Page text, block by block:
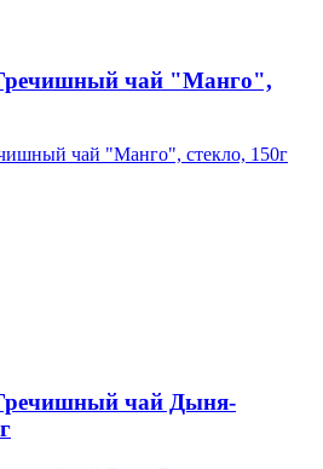
чай "Манго",
чай Дыня-